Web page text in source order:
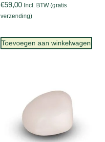
€59,00 Incl. BTW (gratis
verzending)
Toevoegen aan winkelwagen